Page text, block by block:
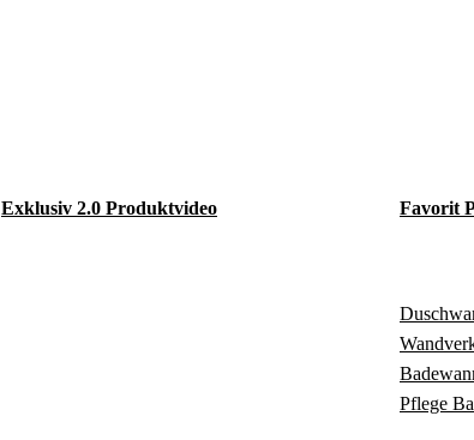
Exklusiv 2.0 Produktvideo Favorit
Pflege